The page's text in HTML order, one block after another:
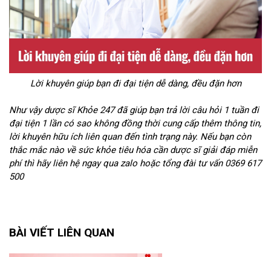
Lời khuyên giúp bạn đi đại tiện dễ dàng, đều đặn hơn
Như vậy dược sĩ Khỏe 247 đã giúp bạn trả lời câu hỏi 1 tuần đi
đại tiện 1 lần có sao không đồng thời cung cấp thêm thông tin,
lời khuyên hữu ích liên quan đến tình trạng này. Nếu bạn còn
thắc mắc nào về sức khỏe tiêu hóa cần dược sĩ giải đáp miễn
phí thì hãy liên hệ ngay qua zalo hoặc tổng đài tư vấn 0369 617
500
BÀI VIẾT LIÊN QUAN